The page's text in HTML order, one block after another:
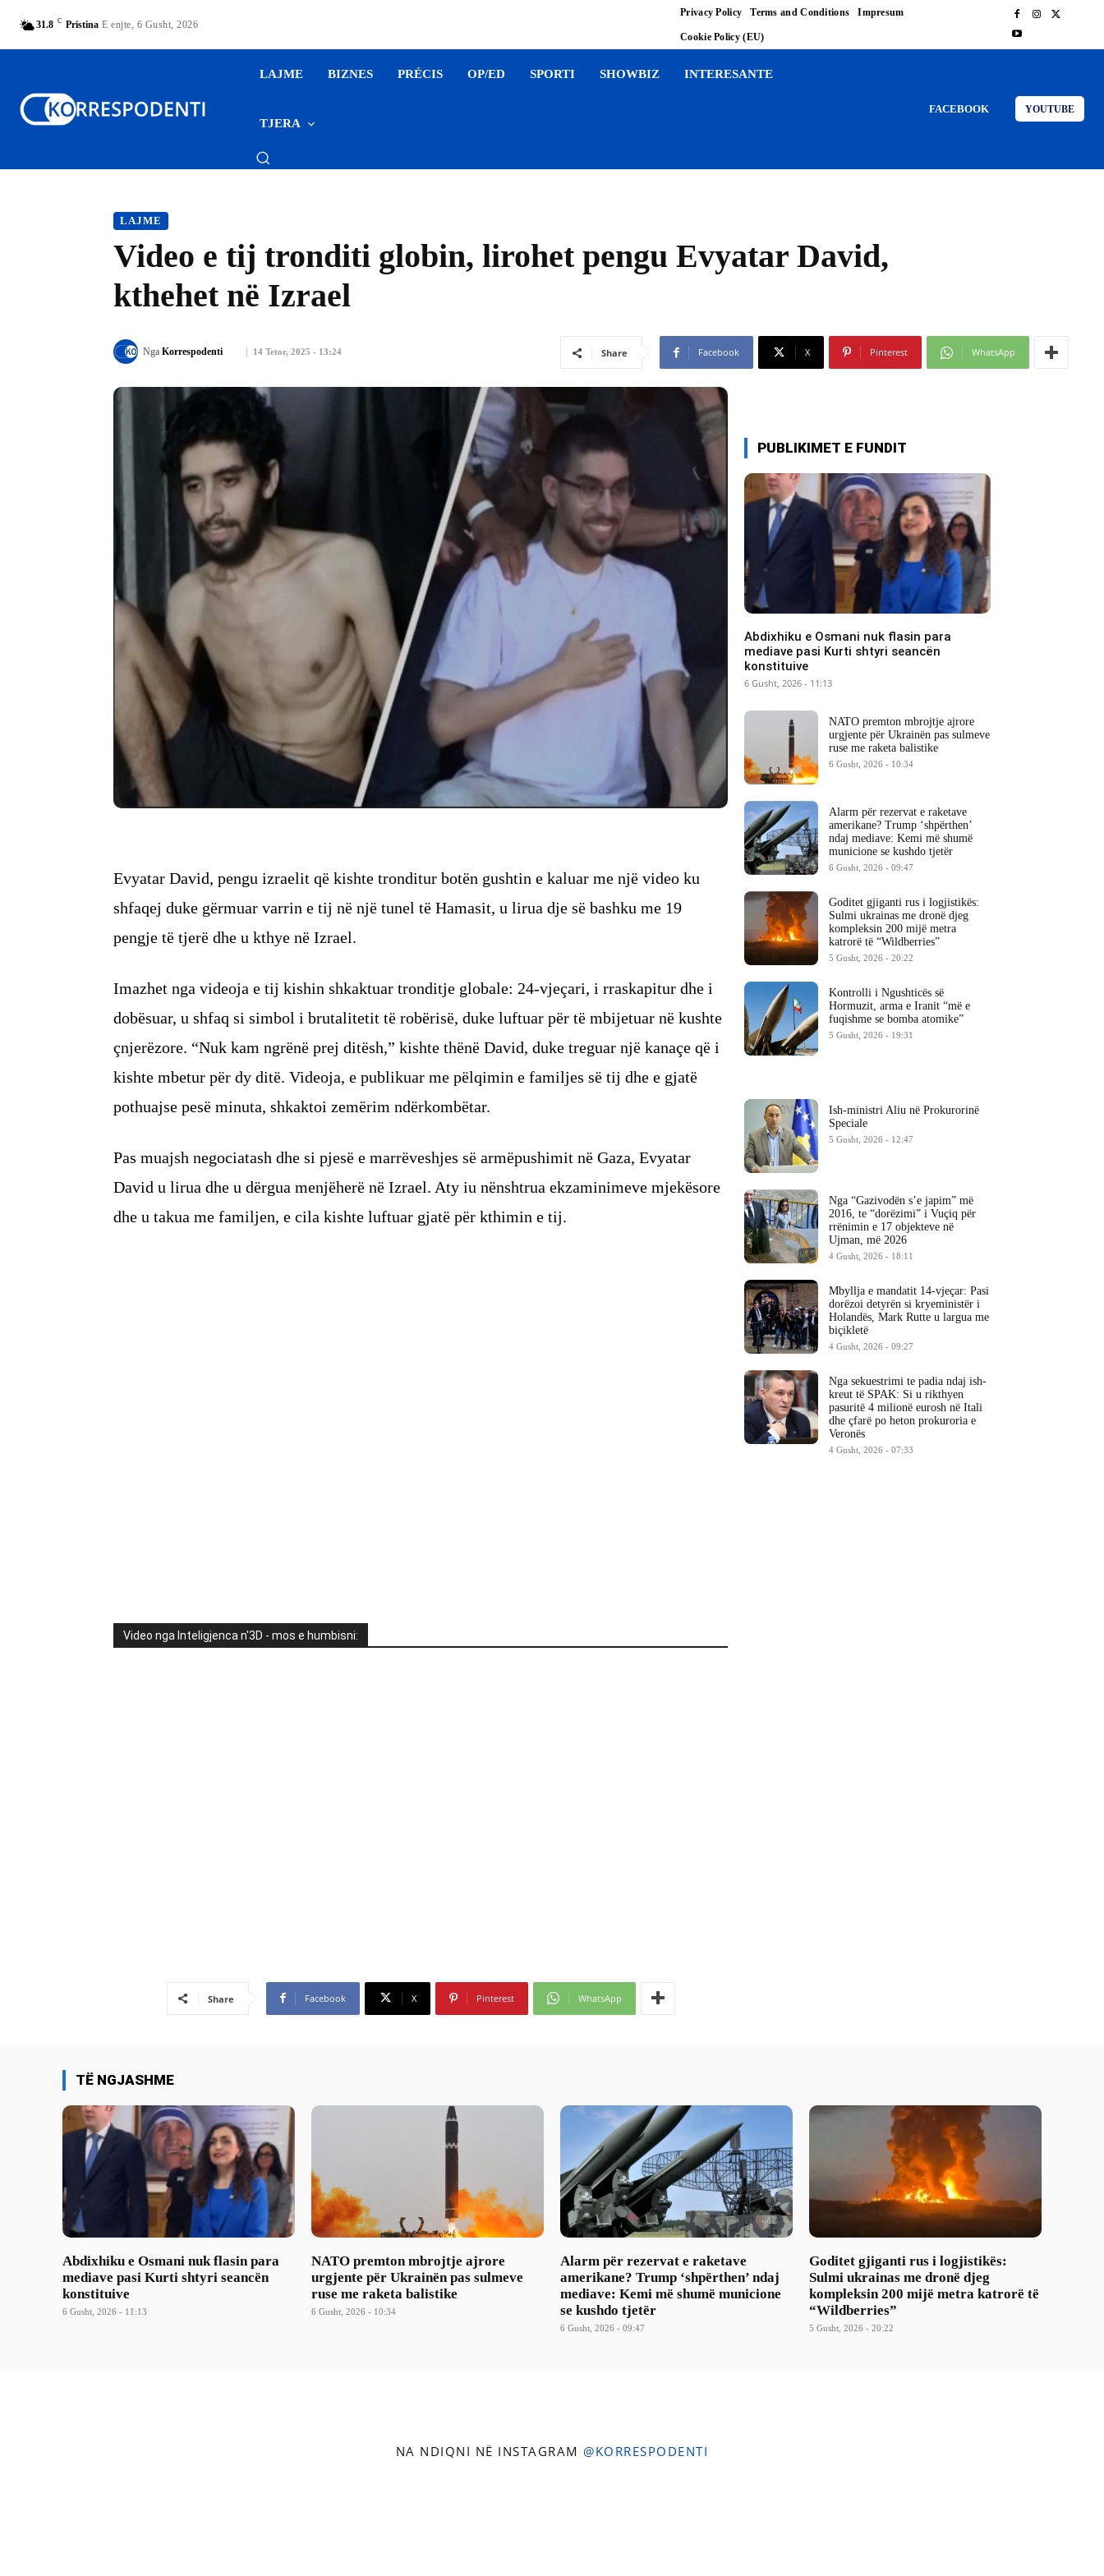
31.8 C Pristina E enjte, 6 Gusht, 2026
Privacy Policy Terms and Conditions Impresum
Cookie Policy (EU)
LAJME BIZNES PRÉCIS OP/ED SPORTI SHOWBIZ INTERESANTE
TJERA
FACEBOOK YOUTUBE
LAJME
Video e tij tronditi globin, lirohet pengu Evyatar David,
kthehet në Izrael
14 Tetor, 2025 - 13:24
Nga Korrespodenti Share Facebook X Pinterest WhatsApp
Evyatar David, pengu izraelit që kishte tronditur botën gushtin e kaluar me një video ku
shfaqej duke gërmuar varrin e tij në një tunel të Hamasit, u lirua dje së bashku me 19
pengje të tjerë dhe u kthye në Izrael.
Imazhet nga videoja e tij kishin shkaktuar tronditje globale: 24-vjeçari, i rraskapitur dhe i
dobësuar, u shfaq si simbol i brutalitetit të robërisë, duke luftuar për të mbijetuar në kushte
çnjerëzore. “Nuk kam ngrënë prej ditësh,” kishte thënë David, duke treguar një kanaçe që i
kishte mbetur për dy ditë. Videoja, e publikuar me pëlqimin e familjes së tij dhe e gjatë
pothuajse pesë minuta, shkaktoi zemërim ndërkombëtar.
Pas muajsh negociatash dhe si pjesë e marrëveshjes së armëpushimit në Gaza, Evyatar
David u lirua dhe u dërgua menjëherë në Izrael. Aty iu nënshtrua ekzaminimeve mjekësore
dhe u takua me familjen, e cila kishte luftuar gjatë për kthimin e tij.
Video nga Inteligjenca n'3D - mos e humbisni:
Share Facebook X Pinterest WhatsApp
PUBLIKIMET E FUNDIT
Abdixhiku e Osmani nuk flasin para
mediave pasi Kurti shtyri seancën
konstituive
6 Gusht, 2026 - 11:13
NATO premton mbrojtje ajrore
urgjente për Ukrainën pas sulmeve
ruse me raketa balistike
6 Gusht, 2026 - 10:34
Alarm për rezervat e raketave
amerikane? Trump ‘shpërthen’
ndaj mediave: Kemi më shumë
municione se kushdo tjetër
6 Gusht, 2026 - 09:47
Goditet gjiganti rus i logjistikës:
Sulmi ukrainas me dronë djeg
kompleksin 200 mijë metra
katrorë të “Wildberries”
5 Gusht, 2026 - 20:22
Kontrolli i Ngushticës së
Hormuzit, arma e Iranit “më e
fuqishme se bomba atomike”
5 Gusht, 2026 - 19:31
Ish-ministri ​Aliu në Prokurorinë
Speciale
5 Gusht, 2026 - 12:47
Nga “Gazivodën s’e japim” më
2016, te “dorëzimi” i Vuçiq për
rrënimin e 17 objekteve në
Ujman, më 2026
4 Gusht, 2026 - 18:11
Mbyllja e mandatit 14-vjeçar: Pasi
dorëzoi detyrën si kryeministër i
Holandës, Mark Rutte u largua me
biçikletë
4 Gusht, 2026 - 09:27
Nga sekuestrimi te padia ndaj ish-
kreut të SPAK: Si u rikthyen
pasuritë 4 milionë eurosh në Itali
dhe çfarë po heton prokuroria e
Veronës
4 Gusht, 2026 - 07:33
TË NGJASHME
Abdixhiku e Osmani nuk flasin para
mediave pasi Kurti shtyri seancën
konstituive
6 Gusht, 2026 - 11:13
NATO premton mbrojtje ajrore
urgjente për Ukrainën pas sulmeve
ruse me raketa balistike
6 Gusht, 2026 - 10:34
Alarm për rezervat e raketave
amerikane? Trump ‘shpërthen’ ndaj
mediave: Kemi më shumë municione
se kushdo tjetër
6 Gusht, 2026 - 09:47
Goditet gjiganti rus i logjistikës:
Sulmi ukrainas me dronë djeg
kompleksin 200 mijë metra katrorë të
“Wildberries”
5 Gusht, 2026 - 20:22
NA NDIQNI NË INSTAGRAM @KORRESPODENTI